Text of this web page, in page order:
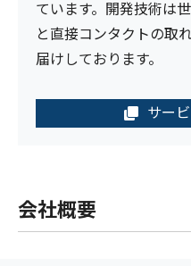
ています。開発技術は
と直接コンタクトの取
届けしております。
サー
会社概要